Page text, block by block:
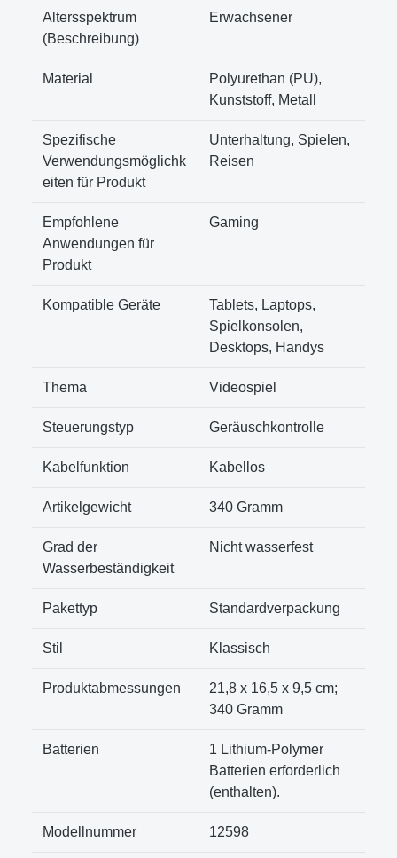
Altersspektrum
(Beschreibung)
‎Erwachsener
Material
‎Polyurethan (PU),
Kunststoff, Metall
Spezifische
Verwendungsmöglichk
eiten für Produkt
‎Unterhaltung, Spielen,
Reisen
Empfohlene
Anwendungen für
Produkt
‎Gaming
Kompatible Geräte
‎Tablets, Laptops,
Spielkonsolen,
Desktops, Handys
Thema ‎Videospiel
Steuerungstyp ‎Geräuschkontrolle
Kabelfunktion ‎Kabellos
Artikelgewicht ‎340 Gramm
Grad der
Wasserbeständigkeit
‎Nicht wasserfest
Pakettyp ‎Standardverpackung
Stil ‎Klassisch
Produktabmessungen
‎21,8 x 16,5 x 9,5 cm;
340 Gramm
Batterien
‎1 Lithium-Polymer
Batterien erforderlich
(enthalten).
Modellnummer ‎12598